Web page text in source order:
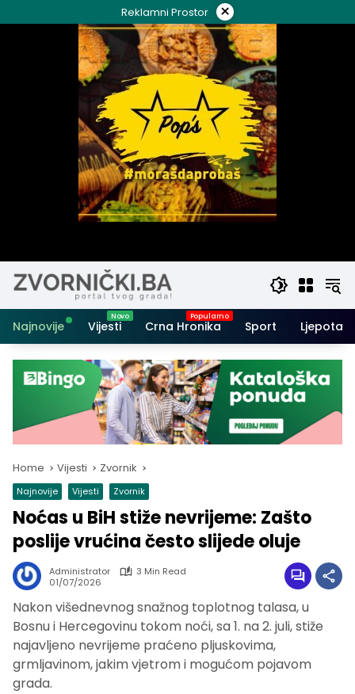
to
Reklamni Prostor ×
Najnovije Vijesti Crna Hronika Sport Ljepota i
Home Vijesti Zvornik
Najnovije Vijesti Zvornik
Noćas u BiH stiže nevrijeme: Zašto
poslije vrućina često slijede oluje
Administrator
3 Min Read
01/07/2026
Nakon višednevnog snažnog toplotnog talasa, u
Bosnu i Hercegovinu tokom noći, sa 1. na 2. juli, stiže
najavljeno nevrijeme praćeno pljuskovima,
grmljavinom, jakim vjetrom i mogućom pojavom
grada.